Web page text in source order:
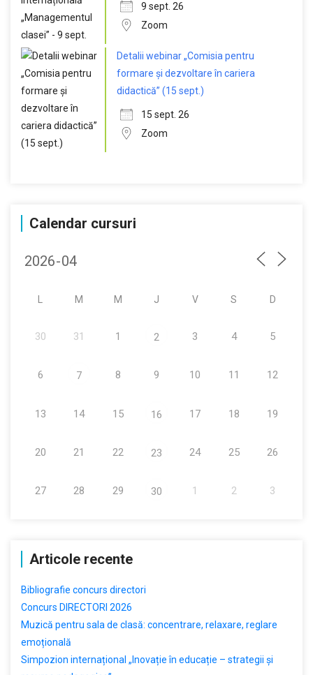
9 sept. 26
Zoom
Detalii webinar „Comisia pentru
formare și dezvoltare în cariera
didactică” (15 sept.)
15 sept. 26
Zoom
Calendar cursuri
M M J V S D
30 31 1 2 3 4 5
6 7 8 9 10 11 12
13 14 15 16 17 18 19
20 21 22 23 24 25 26
27 28 29 30 1 2 3
Articole recente
Bibliografie concurs directori
Concurs DIRECTORI 2026
Muzică pentru sala de clasă: concentrare, relaxare, reglare
emoțională
Simpozion internațional „Inovație în educație – strategii și